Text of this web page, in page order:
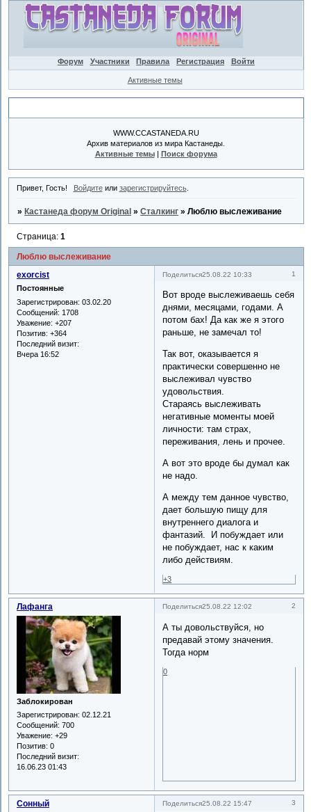
Форум Участники Правила Регистрация Войти
Активные темы
WWW.CCASTANEDA.RU
Архив материалов из мира Кастанеды.
Активные темы| Поиск форума
Привет, Гость! Войдитеили зарегистрируйтесь.
» Кастанеда форум Original »Сталкинг »Люблю выслеживание
Люблю выслеживание
Страница:1
Поделиться 1
25.08.22 10:33
exorcist
Постоянные
Зарегистрирован: 03.02.20
Сообщений: 1708
Уважение: +207
Позитив: +364
Последний визит:
Вчера 16:52
Вот вроде выслеживаешь себя
днями, месяцами, годами. А
потом бах! Да как же я этого
раньше, не замечал то!
Так вот, оказывается я
практически совершенно не
выслеживал чувство
удовольствия.
Стараясь выслеживать
негативные моменты моей
личности: там страх,
переживания, лень и прочее.
А вот это вроде бы думал как
не надо.
А между тем данное чувство,
дает большую пищу для
внутреннего диалога и
фантазий. И побуждает или
не побуждает, нас к каким
либо действиям.
+3
Поделиться 2
25.08.22 12:02
Лафанга
Заблокирован
Зарегистрирован: 02.12.21
Сообщений: 700
Уважение: +29
Позитив: 0
Последний визит:
16.06.23 01:43
А ты довольствуйся, но
предавай этому значения.
Тогда норм
0
Поделиться 3
25.08.22 15:47
Сонный